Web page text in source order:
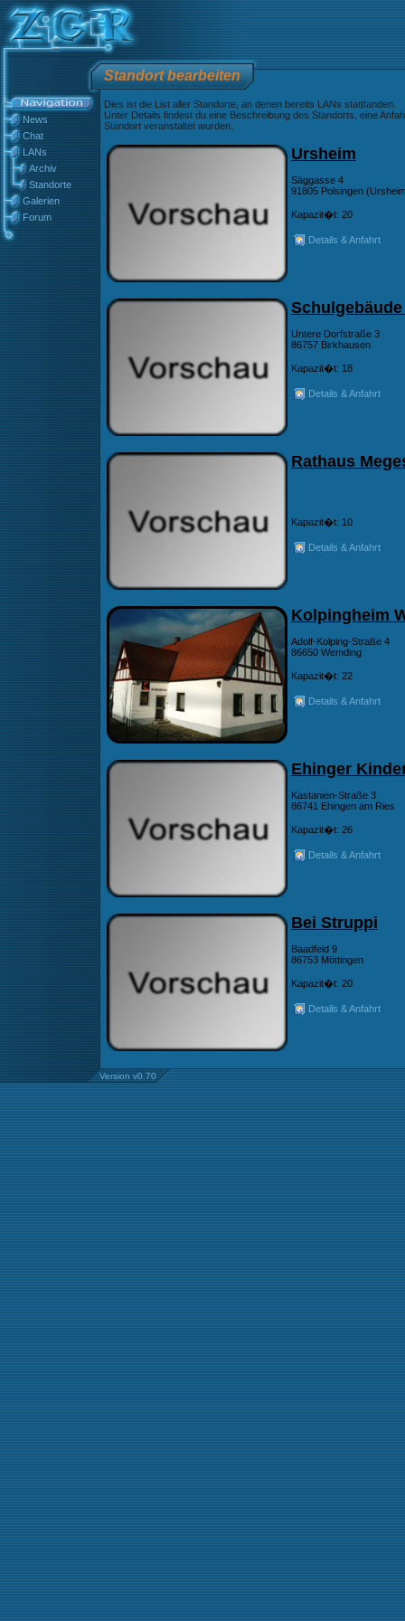
Standort bearbeiten
News
Chat
LANs
Archiv
Standorte
Galerien
Forum
Dies ist die List aller Standorte, an denen bereits LANs stattfanden.
Unter Details findest du eine Beschreibung des Standorts, eine
Standort veranstaltet wurden.
Ursheim
Säggasse 4
91805 Polsingen
Kapazit�t: 20
Details & Anfahrt
Untere Dorfstraße 3
86757 Birkhausen
Kapazit�t: 18
Details & Anfahrt
Rathaus
Kapazit�t: 10
Details & Anfahrt
Kolpingheim
Adolf-Kolping-Straße 4
86650 Wemding
Kapazit�t: 22
Details & Anfahrt
Ehinger
Kastanien-Straße 3
86741 Ehingen am Ries
Kapazit�t: 26
Details & Anfahrt
Bei Struppi
Baadfeld 9
86753 Möttingen
Kapazit�t: 20
Details & Anfahrt
Version v0.70